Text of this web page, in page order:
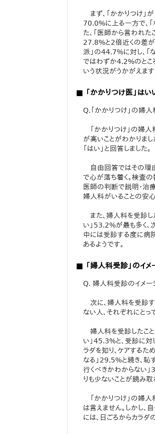
まず、「かかりつけ」
70.0%に上る一方で、
た、「医師から言われた
27.8%と2倍近くの差が
派」の44.7%に対し、「
ではわずか4.2%のとこ
いう状況がうかがえます
■ 「かかりつけ医」はい
Q.「かかりつけ」の婦人
「かかりつけ」の婦人
が高いことがわかりまし
「はい」と回答しました。
自由回答ではその理由
で心が落ち着く。検査の
医師の判断で説明・治
婦人科がいることの安心
また、婦人科を受診し
い」53.2%が最も多く、
中には受診する度に病
あるようです。
■ 「婦人科受診」のイメ
Q. 婦人科受診のイメー
次に、婦人科を受診す
ない人、それぞれにとっ
婦人科を受診したこと
い」45.3%と、受診に
ラダを知り、ケアするた
なる」29.5%と続き、恥
行くべきかわからない
りも少ないことが読み取
「かかりつけ」の婦人
は言えません。しかし
には、日ごろからカラ